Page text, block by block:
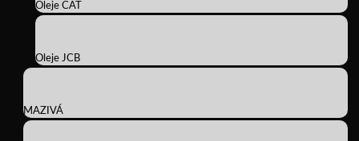
Oleje CAT
Oleje JCB
MAZIVÁ